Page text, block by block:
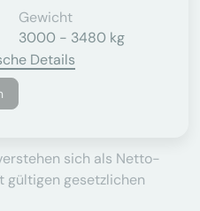
Gewicht
3000 - 3480 kg
Details
sich als Netto-
gültigen gesetzlichen